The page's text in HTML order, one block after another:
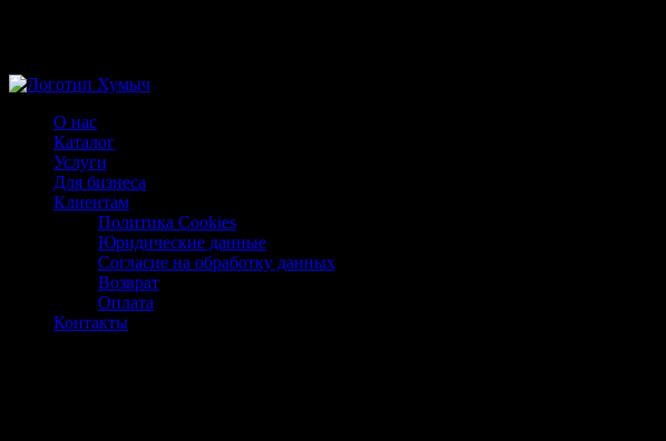
О нас
Каталог
Услуги
Для бизнеса
Клиентам
Политика Cookies
Юридические данные
Согласие на обработку данных
Возврат
Оплата
Контакты